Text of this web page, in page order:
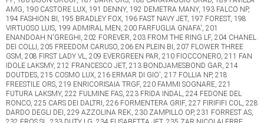
AMG, 190 CASTORE LUX, 191 DENNY, 192 DEMETRA MANY, 193 FALCO NP,
194 FASHION BI, 195 BRADLEY FOX, 196 FAST NAVY JET, 197 FOREST, 198
VIRTUOSO LUIS, 199 ADMIRAL MEN, 200 FARFUGLIA GNAFA', 201
ENANDOAH N'GREGHI, 202 FOREVER, 203 FROM THE RING LF, 204 CHANEL
DEI COLLI, 205 FREEDOM CARUSO, 206 EN PLEIN BI, 207 FLOWER THREE
GSM, 208 FIRST LADY VL, 209 EVERGREEN PAR, 210 FIOCCONERO, 211 FAN
IDOLE LAKSMY, 212 FRANCESCO JET, 213 BONDJAMESBOND GAR, 214
DOUTDES, 215 COSMO LUX, 216 ERMAR DI GIO', 217 FOLLIA NP, 218
FREESTILE ORS, 219 ENRICORISAIA TRGF, 220 FAMMI SOGNARE, 221
FUTURA LAKSMY, 222 FULMINE FAS, 223 FRIDA INDAL, 224 FEDONE DEL
RONCO, 225 CARS DEI DALTRI, 226 FORMENTERA GRIF, 227 FIRIFIFI COL, 228
DARDO DEGLI DEI, 229 AZZOLINA REK, 230 ZAMPILLO OP, 231 FORREST AS,